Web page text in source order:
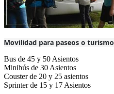
Movilidad para paseos o turismo
Bus de 45 y 50 Asientos
Minibús de 30 Asientos
Couster de 20 y 25 asientos
Sprinter de 15 y 17 Asientos